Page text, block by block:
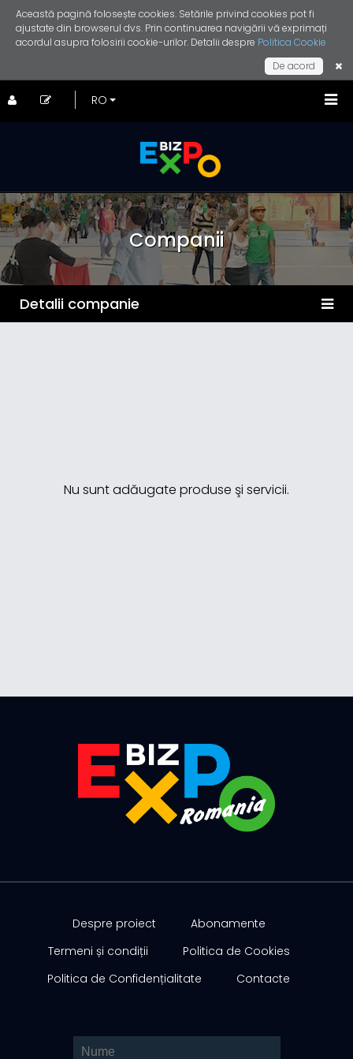
Această pagină folosește cookies. Setările privind cookies pot fi
ajustate din browserul dvs. Prin continuarea navigării vă exprimați
acordul asupra folosirii cookie-urilor. Detalii despre Politica Cookie
De acord
Companii
Detalii companie
Nu sunt adăugate produse şi servicii.
Despre proiect
Abonamente
Termeni și condiții
Politica de Cookies
Politica de Confidențialitate
Contacte